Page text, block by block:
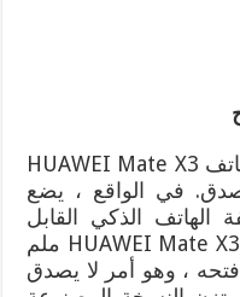
أول شيء ستلاحظه بخصوص هاتف HUAWEI Mate X3
في الواقع ، يضع
الهاتف الذكي القابل
للطي. يبلغ سمك هاتف HUAWEI Mate X3 11.08 ملم
و 5.3 ملم عند فتحه ، وهو أمر لا يصدق